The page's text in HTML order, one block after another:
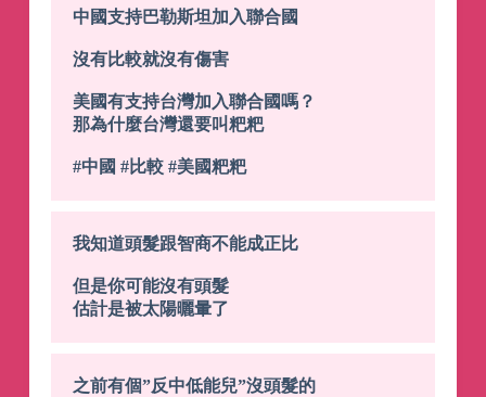
中國支持巴勒斯坦加入聯合國
沒有比較就沒有傷害
美國有支持台灣加入聯合國嗎？
那為什麼台灣還要叫粑粑
#中國 #比較 #美國粑粑
我知道頭髮跟智商不能成正比
但是你可能沒有頭髮
估計是被太陽曬暈了
之前有個”反中低能兒”沒頭髮的